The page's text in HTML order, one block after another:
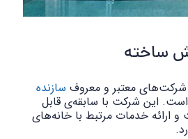
ساخته
معتبر و معروف سازنده
است. این شرکت با سابقه‌ی قابل
ارائه خدمات مرتبط با خانه‌های